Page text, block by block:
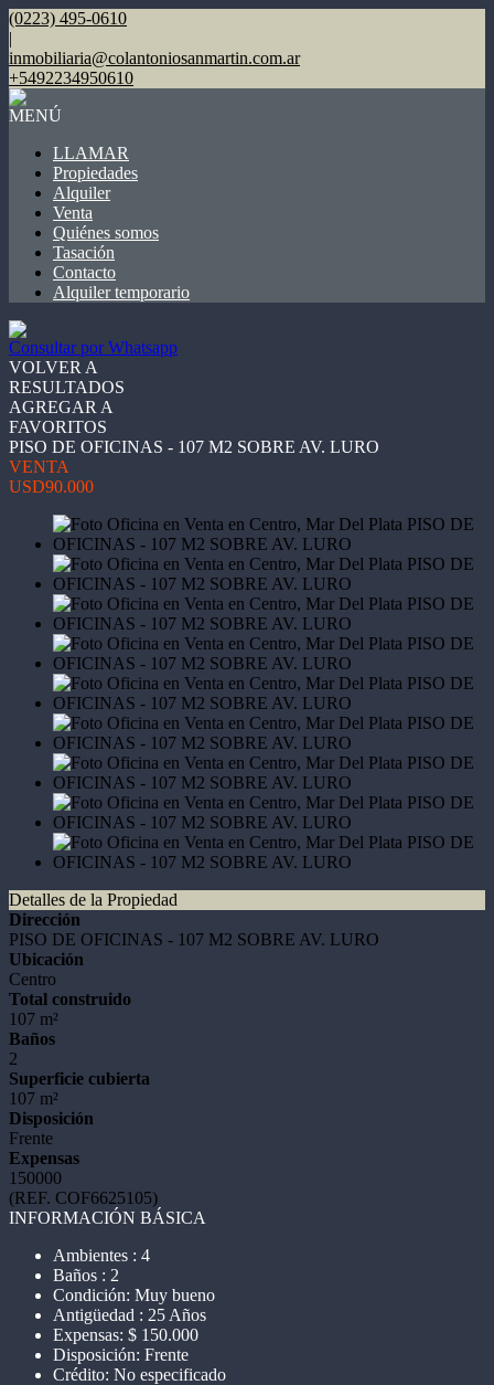
(0223) 495-0610
|
inmobiliaria@colantoniosanmartin.com.ar
+5492234950610
MENÚ
LLAMAR
Propiedades
Alquiler
Venta
Quiénes somos
Tasación
Contacto
Alquiler temporario
Consultar por Whatsapp
VOLVER A
RESULTADOS
AGREGAR A
FAVORITOS
PISO DE OFICINAS - 107 M2 SOBRE AV. LURO
VENTA
USD90.000
Detalles de la Propiedad
Dirección
PISO DE OFICINAS - 107 M2 SOBRE AV. LURO
Ubicación
Centro
Total construido
107 m²
Baños
2
Superficie cubierta
107 m²
Disposición
Frente
Expensas
150000
(REF. COF6625105)
INFORMACIÓN BÁSICA
Ambientes : 4
Baños : 2
Condición: Muy bueno
Antigüedad : 25 Años
Expensas: $ 150.000
Disposición: Frente
Crédito: No especificado